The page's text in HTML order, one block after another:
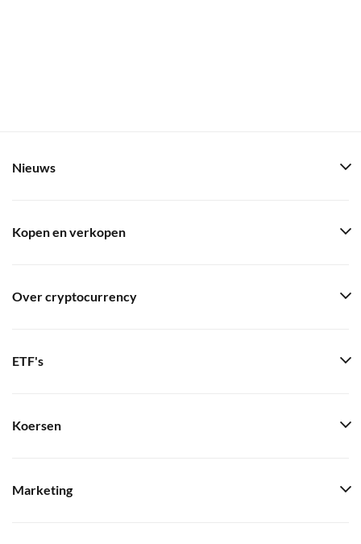
Nieuws
Kopen en verkopen
Over cryptocurrency
ETF's
Koersen
Marketing